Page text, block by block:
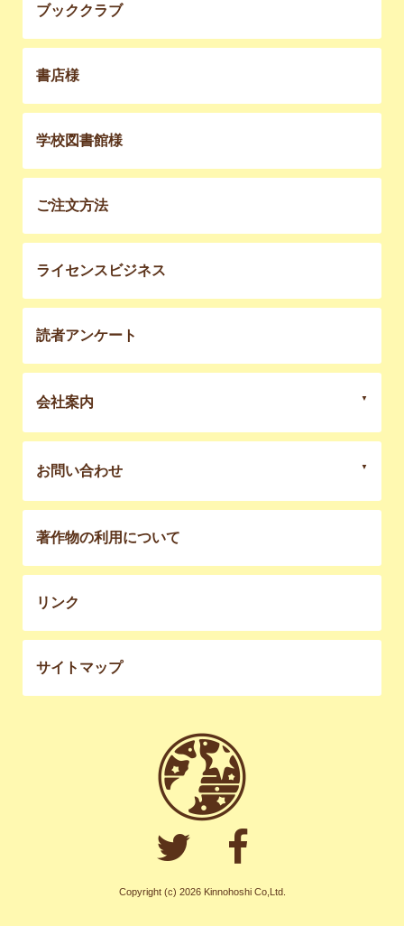
ブッククラブ
書店様
学校図書館様
ご注文方法
ライセンスビジネス
読者アンケート
会社案内
お問い合わせ
著作物の利用について
リンク
サイトマップ
Copyright (c) 2026 Kinnohoshi Co,Ltd.